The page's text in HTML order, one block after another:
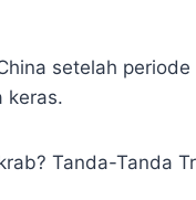
setelah
keras.